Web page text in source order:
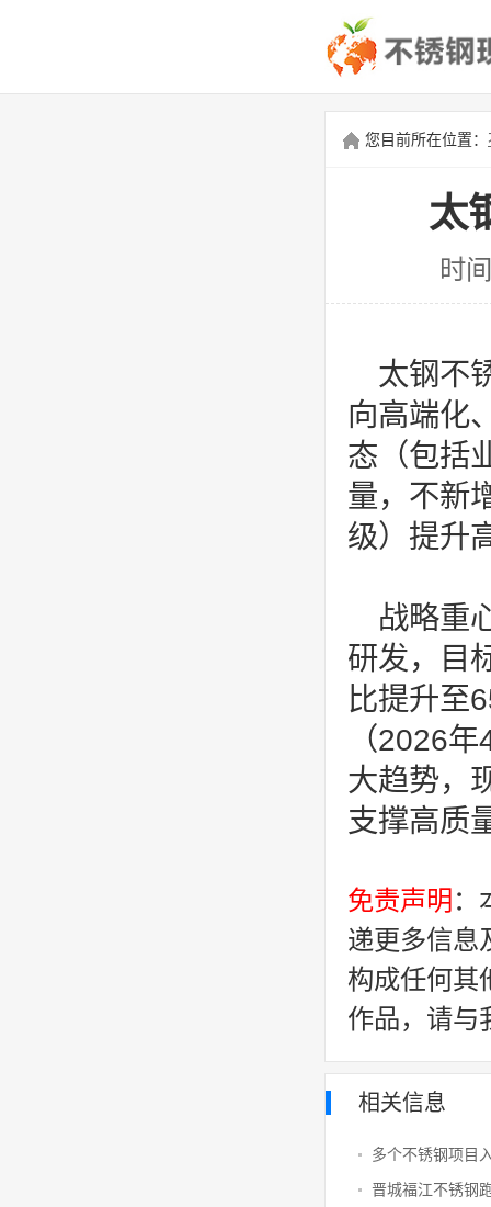
您目前所在位置：
太
时
太钢不
向高端化
态（包括
量，不新
级）提升
战略重
研发‌，目
比提升至
（2026
大趋势，‌
支撑高质
免责声明 ：
递更多信息
构成任何其
作品，请与
相关信息
多个不锈钢项目
晋城福江不锈钢